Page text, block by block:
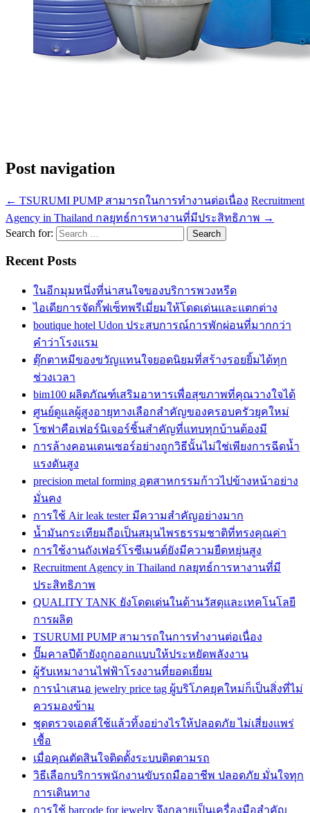
Post navigation
← TSURUMI PUMP สามารถในการทำงานต่อเนื่อง Recruitment
Agency in Thailand กลยุทธ์การหางานที่มีประสิทธิภาพ →
Search for:
Recent Posts
ในอีกมุมหนึ่งที่น่าสนใจของบริการพวงหรีด
ไอเดียการจัดกิ๊ฟเซ็ทพรีเมี่ยมให้โดดเด่นและแตกต่าง
boutique hotel Udon ประสบการณ์การพักผ่อนที่มากกว่า
คำว่าโรงแรม
ตุ๊กตาหมีของขวัญแทนใจยอดนิยมที่สร้างรอยยิ้มได้ทุก
ช่วงเวลา
bim100 ผลิตภัณฑ์เสริมอาหารเพื่อสุขภาพที่คุณวางใจได้
ศูนย์ดูแลผู้สูงอายุทางเลือกสำคัญของครอบครัวยุคใหม่
โซฟาคือเฟอร์นิเจอร์ชิ้นสำคัญที่แทบทุกบ้านต้องมี
การล้างคอนเดนเซอร์อย่างถูกวิธีนั้นไม่ใช่เพียงการฉีดน้ำ
แรงดันสูง
precision metal forming อุตสาหกรรมก้าวไปข้างหน้าอย่าง
มั่นคง
การใช้ Air leak tester มีความสำคัญอย่างมาก
น้ำมันกระเทียมถือเป็นสมุนไพรธรรมชาติที่ทรงคุณค่า
การใช้งานถังเฟอร์โรซีเมนต์ยังมีความยืดหยุ่นสูง
Recruitment Agency in Thailand กลยุทธ์การหางานที่มี
ประสิทธิภาพ
QUALITY TANK ยังโดดเด่นในด้านวัสดุและเทคโนโลยี
การผลิต
TSURUMI PUMP สามารถในการทำงานต่อเนื่อง
ปั๊มคาลปีด้ายังถูกออกแบบให้ประหยัดพลังงาน
ผู้รับเหมางานไฟฟ้าโรงงานที่ยอดเยี่ยม
การนำเสนอ jewelry price tag ผู้บริโภคยุคใหม่ก็เป็นสิ่งที่ไม่
ควรมองข้าม
ชุดตรวจเอดส์ใช้แล้วทิ้งอย่างไรให้ปลอดภัย ไม่เสี่ยงแพร่
เชื้อ
เมื่อคุณตัดสินใจติดตั้งระบบติดตามรถ
วิธีเลือกบริการพนักงานขับรถมืออาชีพ ปลอดภัย มั่นใจทุก
การเดินทาง
การใช้ barcode for jewelry จึงกลายเป็นเครื่องมือสำคัญ